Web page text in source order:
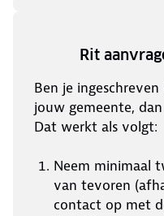
Rit
Ben je
jouw gemeente,
Dat werkt als volgt:
Neem minimaal
van tevoren
contact op met